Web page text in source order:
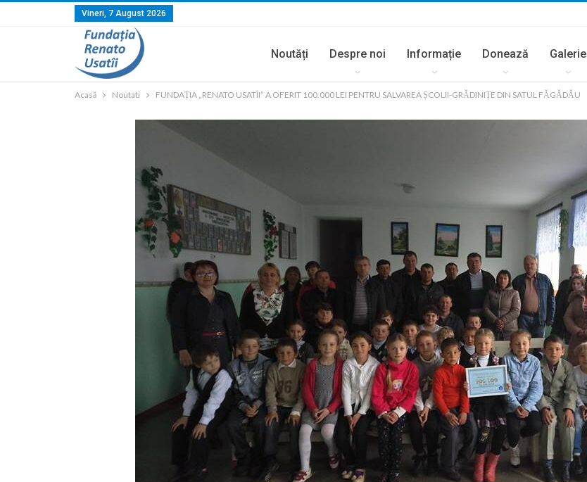
Vineri, 7 August 2026
Noutăți Despre noi Informație Donează Galerie
Acasă Noutati FUNDAȚIA „RENATO USATÎI” A OFERIT 100.000 LEI PENTRU SALVAREA ȘCOLII-GRĂDINIȚE DIN SATUL FĂGĂDĂU